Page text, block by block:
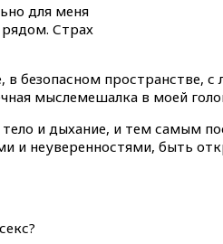
для меня
Страх
безопасном пространстве,
мыслемешалка в моей
тело и дыхание, и тем
и неуверенностями, быть